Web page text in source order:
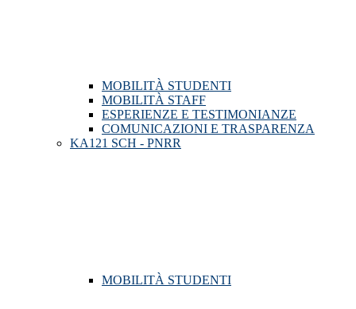
MOBILITÀ STUDENTI
MOBILITÀ STAFF
ESPERIENZE E TESTIMONIANZE
COMUNICAZIONI E TRASPARENZA
KA121 SCH - PNRR
MOBILITÀ STUDENTI